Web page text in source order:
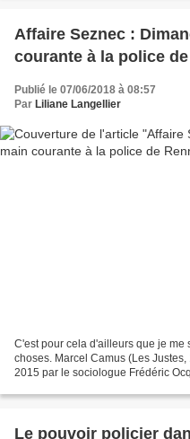
Affaire Seznec :
courante à la police
Publié le 07/06/2018 à 08:57
Par Liliane Langellier
C'est pour cela d'ailleurs que je me
choses. Marcel Camus (Les
2015 par le sociologue Frédéric
Le pouvoir policier